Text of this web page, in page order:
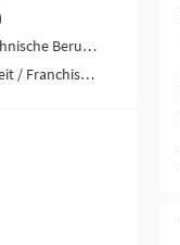
Handwerk / gewerblich-technische Berufe (1)
Freiberufler / Selbständigkeit / Franchise (1)